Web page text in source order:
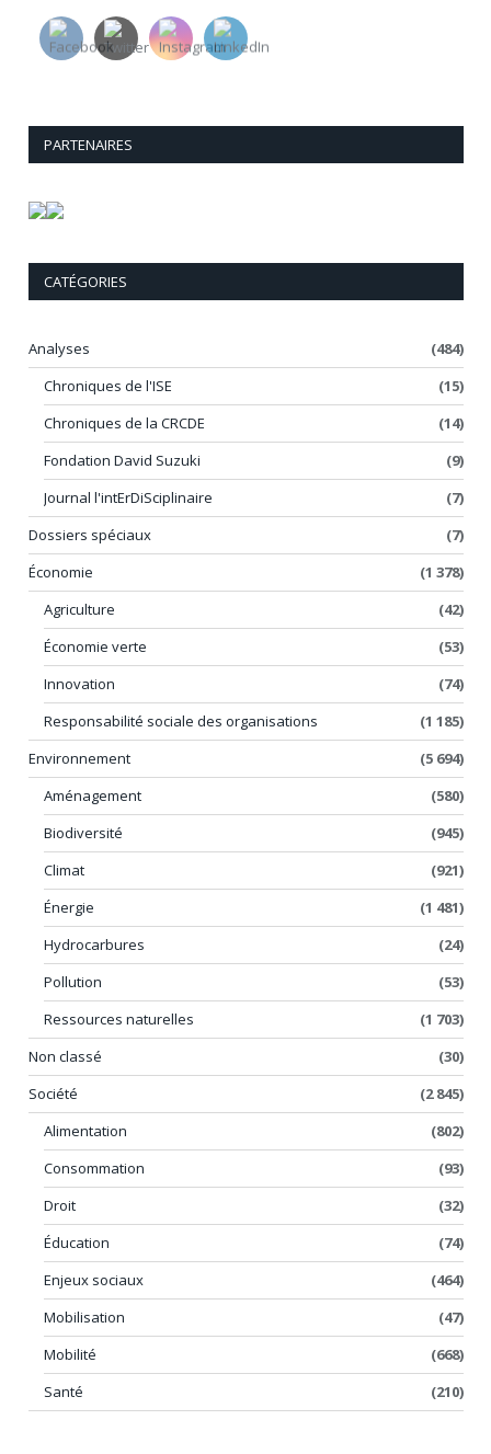
PARTENAIRES
CATÉGORIES
Analyses
(484)
Chroniques de l'ISE
(15)
Chroniques de la CRCDE
(14)
Fondation David Suzuki
(9)
Journal l'intErDiSciplinaire
(7)
Dossiers spéciaux
(7)
Économie
(1 378)
Agriculture
(42)
Économie verte
(53)
Innovation
(74)
Responsabilité sociale des organisations
(1 185)
Environnement
(5 694)
Aménagement
(580)
Biodiversité
(945)
Climat
(921)
Énergie
(1 481)
Hydrocarbures
(24)
Pollution
(53)
Ressources naturelles
(1 703)
Non classé
(30)
Société
(2 845)
Alimentation
(802)
Consommation
(93)
Droit
(32)
Éducation
(74)
Enjeux sociaux
(464)
Mobilisation
(47)
Mobilité
(668)
Santé
(210)